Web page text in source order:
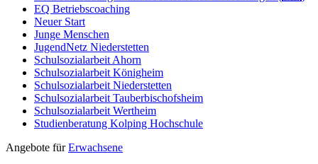
EQ Betriebscoaching
Neuer Start
Junge Menschen
JugendNetz Niederstetten
Schulsozialarbeit Ahorn
Schulsozialarbeit Königheim
Schulsozialarbeit Niederstetten
Schulsozialarbeit Tauberbischofsheim
Schulsozialarbeit Wertheim
Studienberatung Kolping Hochschule
Angebote fürErwachsene